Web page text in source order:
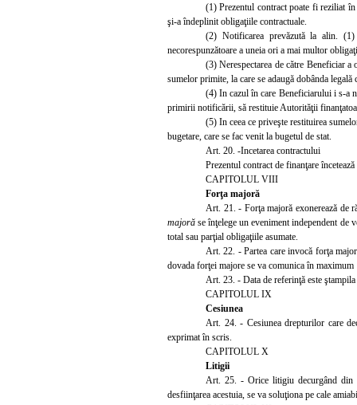
(1) Prezentul contract poate fi reziliat
şi-a îndeplinit obligaţiile contractuale.
(2) Notificarea prevăzută la alin.
necorespunzătoare a uneia ori a mai multor
(3) Nerespectarea de către Beneficiar
sumelor primite, la care se adaugă dobânda legală
(4) In cazul în care Beneficiarului i s-a
primirii notificării, să restituie Autorităţii
(5) In ceea ce priveşte restituirea
bugetare, care se fac venit la bugetul de stat.
Art. 20. -Incetarea contractului
Prezentul contract de finanţare
CAPITOLUL VIII
Forţa majoră
Art. 21. - Forţa majoră exonerează de
majorăse înţelege un eveniment independent
total sau parţial obligaţiile asumate.
Art. 22. - Partea care invocă forţa
dovada forţei majore se va comunica în
Art. 23. - Data de referinţă este
CAPITOLUL IX
Cesiunea
Art. 24. - Cesiunea drepturilor care
exprimat în scris.
CAPITOLUL X
Litigii
Art. 25. - Orice litigiu decurgând din
desfiinţarea acestuia, se va soluţiona pe cale